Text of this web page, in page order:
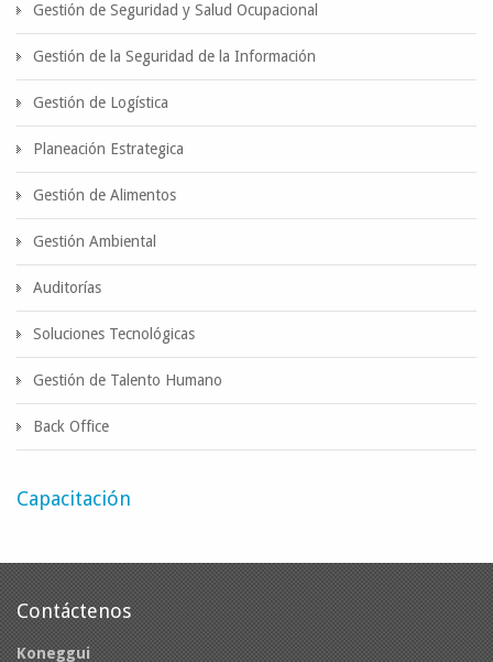
Gestión de Seguridad y Salud Ocupacional
Gestión de la Seguridad de la Información
Gestión de Logística
Planeación Estrategica
Gestión de Alimentos
Gestión Ambiental
Auditorías
Soluciones Tecnológicas
Gestión de Talento Humano
Back Office
Capacitación
Contáctenos
Koneggui